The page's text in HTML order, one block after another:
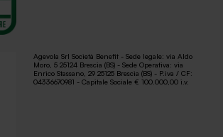
Agevola Srl Società Benefit - Sede legale: via Aldo
Moro, 5 25124 Brescia (BS) - Sede Operativa: via
Enrico Stassano, 29 25125 Brescia (BS) - P.iva / CF:
04336670981 - Capitale Sociale € 100.000,00 i.v.